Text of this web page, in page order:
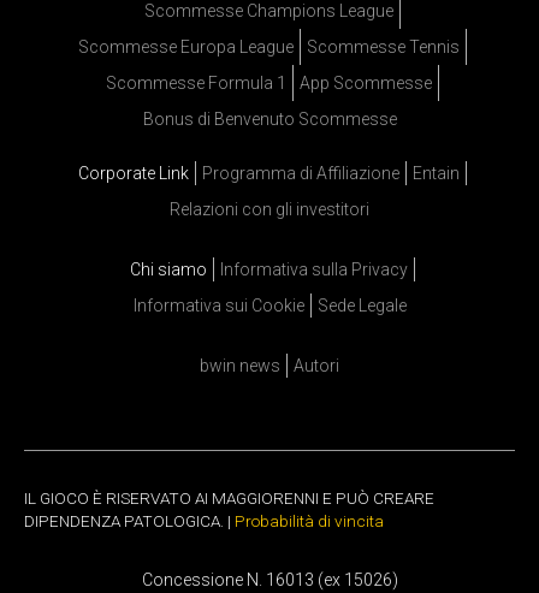
Scommesse Champions League
Scommesse Europa League
Scommesse Tennis
Scommesse Formula 1
App Scommesse
Bonus di Benvenuto Scommesse
Corporate Link Programma di Affiliazione
Entain
Relazioni con gli investitori
Chi siamo
Informativa sulla Privacy
Informativa sui Cookie
Sede Legale
bwin news Autori
IL GIOCO È RISERVATO AI MAGGIORENNI E PUÒ CREARE
DIPENDENZA PATOLOGICA. | Probabilità di vincita
Concessione N. 16013 (ex 15026)